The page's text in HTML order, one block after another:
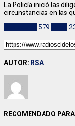
La Policía inició las
circunstancias en las
579
AUTOR: RSA
RECOMENDADO